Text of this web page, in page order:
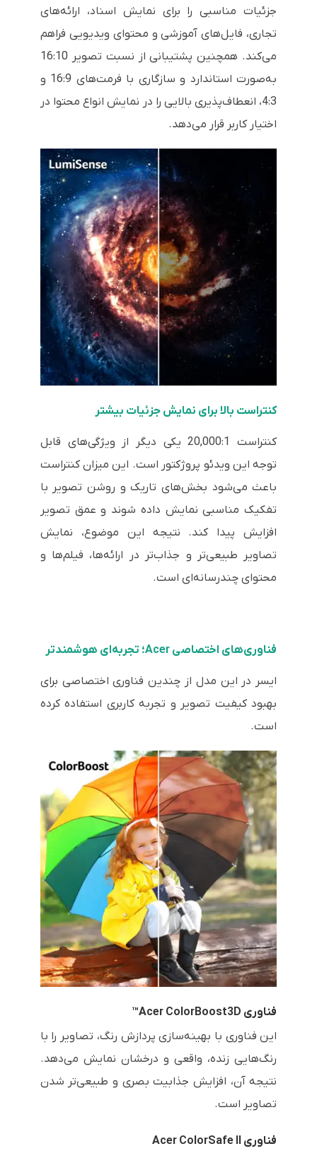
جزئیات مناسبی را برای نمایش اسناد، ارائه‌های
تجاری، فایل‌های آموزشی و محتوای ویدیویی فراهم
می‌کند. همچنین پشتیبانی از نسبت تصویر 16:10
به‌صورت استاندارد و سازگاری با فرمت‌های 16:9 و
4:3، انعطاف‌پذیری بالایی را در نمایش انواع محتوا در
اختیار کاربر قرار می‌دهد.
کنتراست بالا برای نمایش جزئیات بیشتر
کنتراست 20,000:1 یکی دیگر از ویژگی‌های قابل
توجه این ویدئو پروژکتور است. این میزان کنتراست
باعث می‌شود بخش‌های تاریک و روشن تصویر با
تفکیک مناسبی نمایش داده شوند و عمق تصویر
افزایش پیدا کند. نتیجه این موضوع، نمایش
تصاویر طبیعی‌تر و جذاب‌تر در ارائه‌ها، فیلم‌ها و
محتوای چندرسانه‌ای است.
فناوری‌های اختصاصی Acer؛ تجربه‌ای هوشمندتر
ایسر در این مدل از چندین فناوری اختصاصی برای
بهبود کیفیت تصویر و تجربه کاربری استفاده کرده
است.
فناوری Acer ColorBoost3D™
این فناوری با بهینه‌سازی پردازش رنگ، تصاویر را با
رنگ‌هایی زنده، واقعی و درخشان نمایش می‌دهد.
نتیجه آن، افزایش جذابیت بصری و طبیعی‌تر شدن
تصاویر است.
فناوری Acer ColorSafe II